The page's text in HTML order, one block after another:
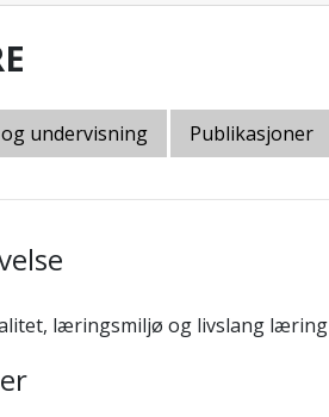
undervisning Publikasjoner
læringsmiljø og livslang læring